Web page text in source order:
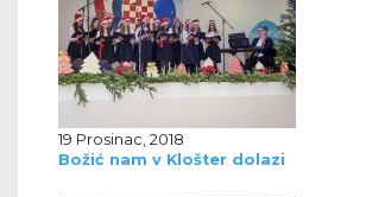
19 Prosinac, 2018
Božić nam v Klošter dolazi